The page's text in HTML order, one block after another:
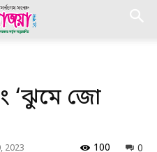
‘ঝুমে জো
2023 0
100